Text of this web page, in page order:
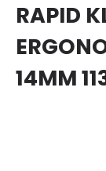
RAPID
14MM